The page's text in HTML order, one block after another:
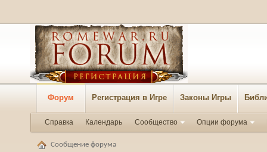
Форум Регистрация в Игре Законы Игры
Справка Календарь Сообщество Опции форума
Сообщение форума